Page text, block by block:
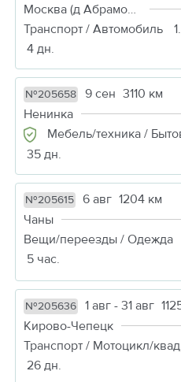
Москва (д Абрамовка)
Транспорт / Автомобиль
4 дн.
№205658 9 сен 3110 км
Ненинка
Мебель/техника /
35 дн.
№205615 6 авг 1204 км
Чаны
Вещи/переезды / Одежда
5 час.
№205636 1 авг - 31 авг
Кирово-Чепецк
Транспорт / Мотоцикл/
26 дн.